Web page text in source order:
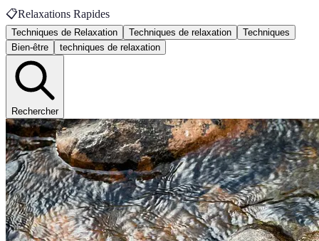
📋Relaxations Rapides
Techniques de Relaxation Techniques de relaxation
Techniques
Bien-être
techniques de relaxation
Rechercher